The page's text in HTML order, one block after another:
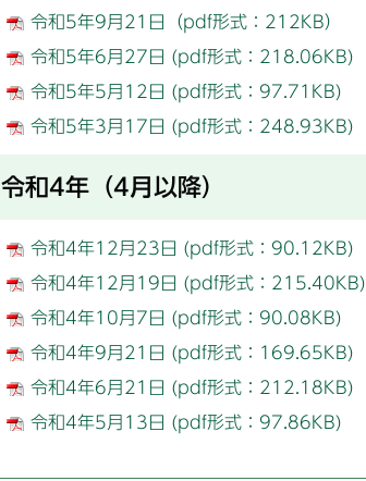
令和5年9月21日（pdf形式：212KB）
令和5年6月27日 (pdf形式：218.06KB)
令和5年5月12日 (pdf形式：97.71KB)
令和5年3月17日 (pdf形式：248.93KB)
令和4年（4月以降）
令和4年12月23日 (pdf形式：90.12KB)
令和4年12月19日 (pdf形式：215.40KB)
令和4年10月7日 (pdf形式：90.08KB)
令和4年9月21日 (pdf形式：169.65KB)
令和4年6月21日 (pdf形式：212.18KB)
令和4年5月13日 (pdf形式：97.86KB)